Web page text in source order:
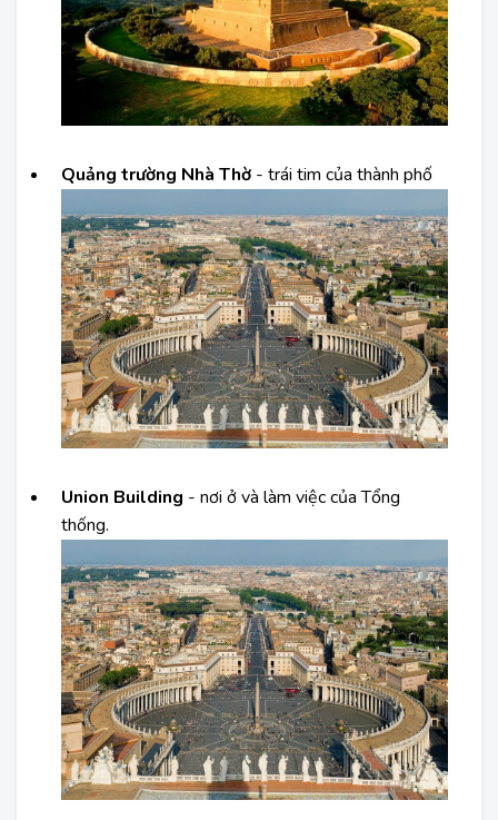
Quảng trường Nhà Thờ - trái tim của thành phố
Union Building - nơi ở và làm việc của Tổng
thống.